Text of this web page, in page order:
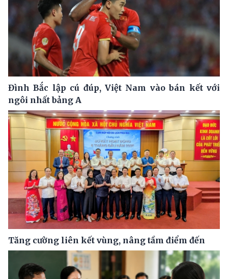
Đình Bắc lập cú đúp, Việt Nam vào bán kết với
ngôi nhất bảng A
Tăng cường liên kết vùng, nâng tầm điểm đến